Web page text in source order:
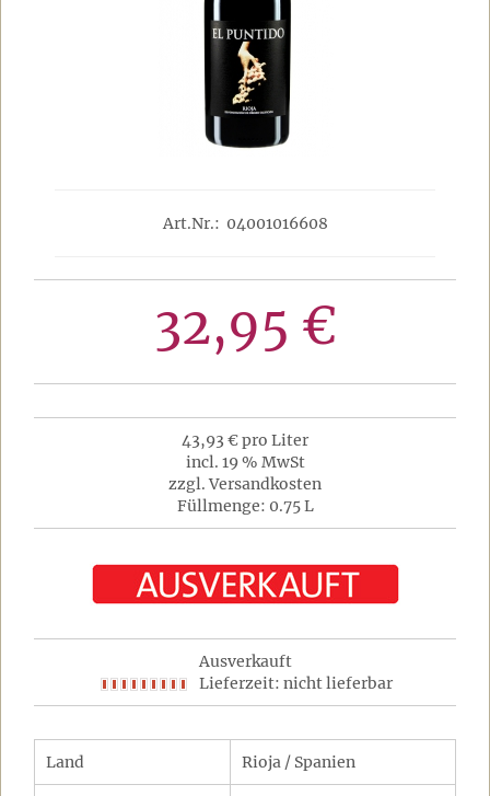
Art.Nr.: 04001016608
32,95 €
43,93 € pro Liter
incl. 19 % MwSt
zzgl. Versandkosten
Füllmenge: 0.75 L
Ausverkauft
Lieferzeit: nicht lieferbar
Land Rioja / Spanien